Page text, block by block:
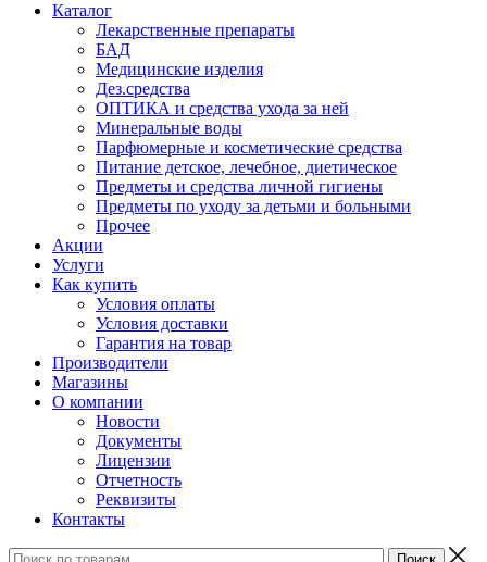
Каталог
Лекарственные препараты
БАД
Медицинские изделия
Дез.средства
ОПТИКА и средства ухода за ней
Минеральные воды
Парфюмерные и косметические средства
Питание детское, лечебное, диетическое
Предметы и средства личной гигиены
Предметы по уходу за детьми и больными
Прочее
Акции
Услуги
Как купить
Условия оплаты
Условия доставки
Гарантия на товар
Производители
Магазины
О компании
Новости
Документы
Лицензии
Отчетность
Реквизиты
Контакты